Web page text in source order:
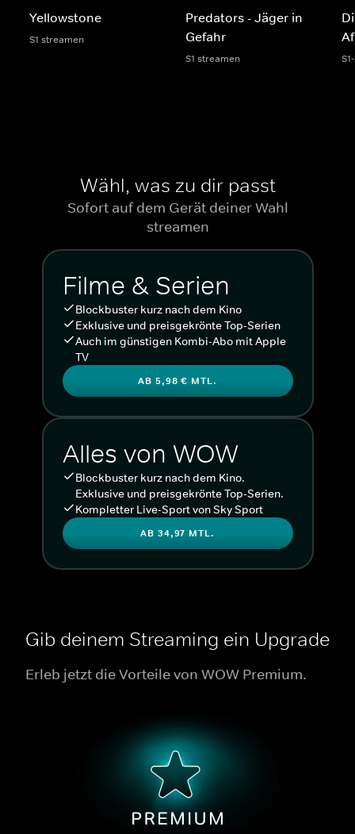
Yellowstone
S1 streamen
Predators - Jäger in
Gefahr
S1 streamen
Wähl, was zu dir passt
Sofort auf dem Gerät deiner Wahl
streamen
Filme & Serien
Blockbuster kurz nach dem Kino
Exklusive und preisgekrönte Top-Serien
Auch im günstigen Kombi-Abo mit Apple
TV
AB 5,98 € MTL.
Alles von WOW
Blockbuster kurz nach dem Kino.
Exklusive und preisgekrönte Top-Serien.
Kompletter Live-Sport von Sky Sport
AB 34,97 MTL.
Gib deinem Streaming ein Upgrade
Erleb jetzt die Vorteile von WOW Premium.